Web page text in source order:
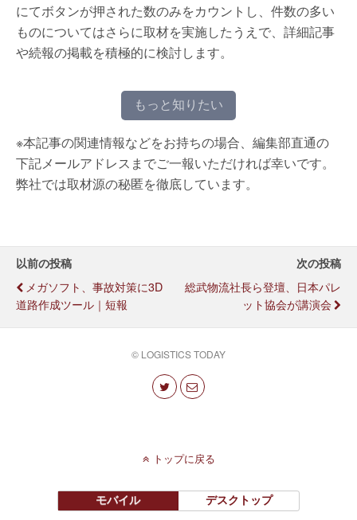
にてボタンが押された数のみをカウントし、件数の多い
ものについてはさらに取材を実施したうえで、詳細記事
や続報の掲載を積極的に検討します。
もっと知りたい
※本記事の関連情報などをお持ちの場合、編集部直通の
下記メールアドレスまでご一報いただければ幸いです。
弊社では取材源の秘匿を徹底しています。
以前の投稿
メガソフト、事故対策に3D
道路作成ツール｜短報
次の投稿
総武物流社長ら登壇、日本パレ
ット協会が講演会
© LOGISTICS TODAY
トップに戻る
モバイル デスクトップ